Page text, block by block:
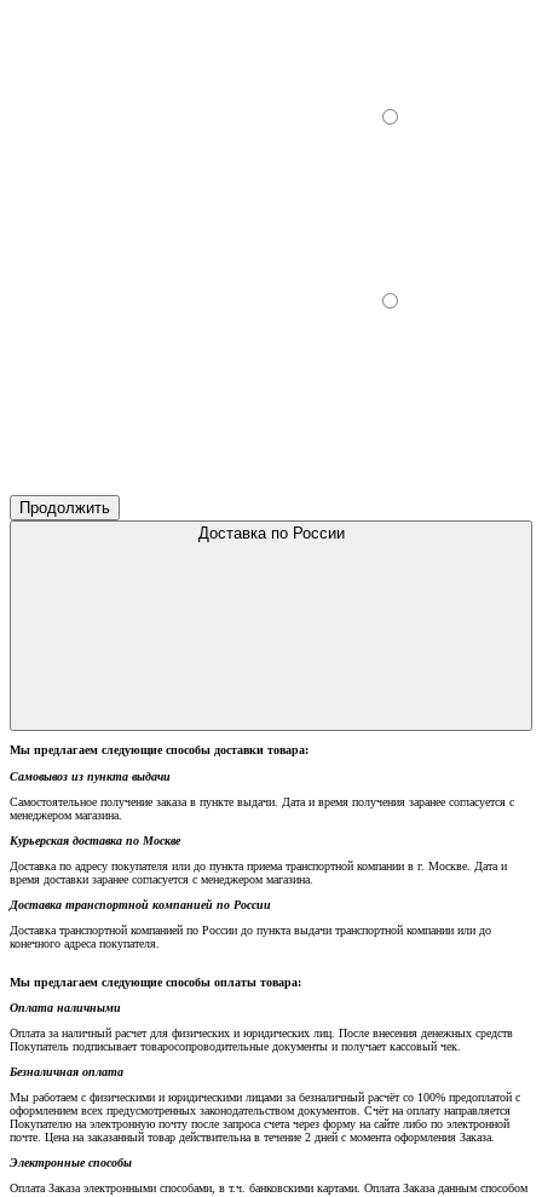
Продолжить
Доставка по России
Мы предлагаем следующие способы доставки товара:
Самовывоз из пункта выдачи
Самостоятельное получение заказа в пункте выдачи. Дата и время получения заранее согласуется с
менеджером магазина.
Курьерская доставка по Москве
Доставка по адресу покупателя или до пункта приема транспортной компании в г. Москве. Дата и
время доставки заранее согласуется с менеджером магазина.
Доставка транспортной компанией по России
Доставка транспортной компанией по России до пункта выдачи транспортной компании или до
конечного адреса покупателя.
Мы предлагаем следующие способы оплаты товара:
Оплата наличными
Оплата за наличный расчет для физических и юридических лиц. После внесения денежных средств
Покупатель подписывает товаросопроводительные документы и получает кассовый чек.
Безналичная оплата
Мы работаем с физическими и юридическими лицами за безналичный расчёт со 100% предоплатой с
оформлением всех предусмотренных законодательством документов. Счёт на оплату направляется
Покупателю на электронную почту после запроса счета через форму на сайте либо по электронной
почте. Цена на заказанный товар действительна в течение 2 дней с момента оформления Заказа.
Электронные способы
Оплата Заказа электронными способами, в т.ч. банковскими картами. Оплата Заказа данным способом